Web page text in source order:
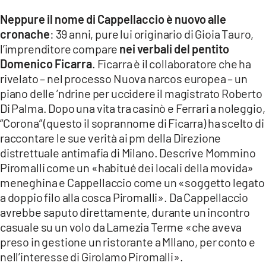
Neppure il nome di Cappellaccio è nuovo alle
cronache: 39 anni, pure lui originario di Gioia Tauro,
l’imprenditore compare nei verbali del pentito
Domenico Ficarra . Ficarra è il collaboratore che ha
rivelato – nel processo Nuova narcos europea – un
piano delle ’ndrine per uccidere il magistrato Roberto
Di Palma. Dopo una vita tra casinò e Ferrari a noleggio,
“Corona” (questo il soprannome di Ficarra) ha scelto di
raccontare le sue verità ai pm della Direzione
distrettuale antimafia di Milano. Descrive Mommino
Piromalli come un «habitué dei locali della movida»
meneghina e Cappellaccio come un «soggetto legato
a doppio filo alla cosca Piromalli». Da Cappellaccio
avrebbe saputo direttamente, durante un incontro
casuale su un volo da Lamezia Terme «che aveva
preso in gestione un ristorante a MIlano, per conto e
nell’interesse di Girolamo Piromalli».